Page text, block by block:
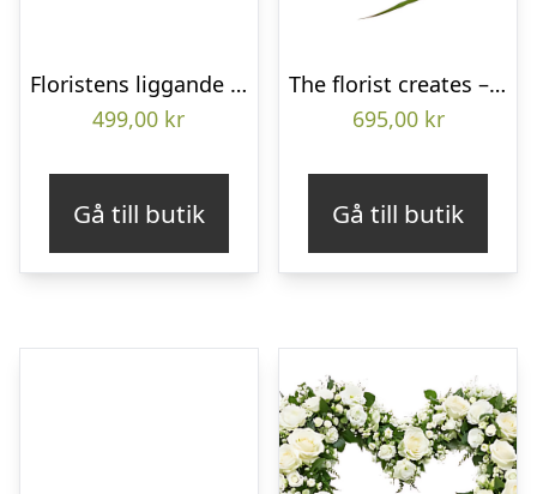
Floristens liggande bukett
499,00 kr
Gå till butik
The florist creates – Funeral bouquet
695,00 kr
Gå till butik